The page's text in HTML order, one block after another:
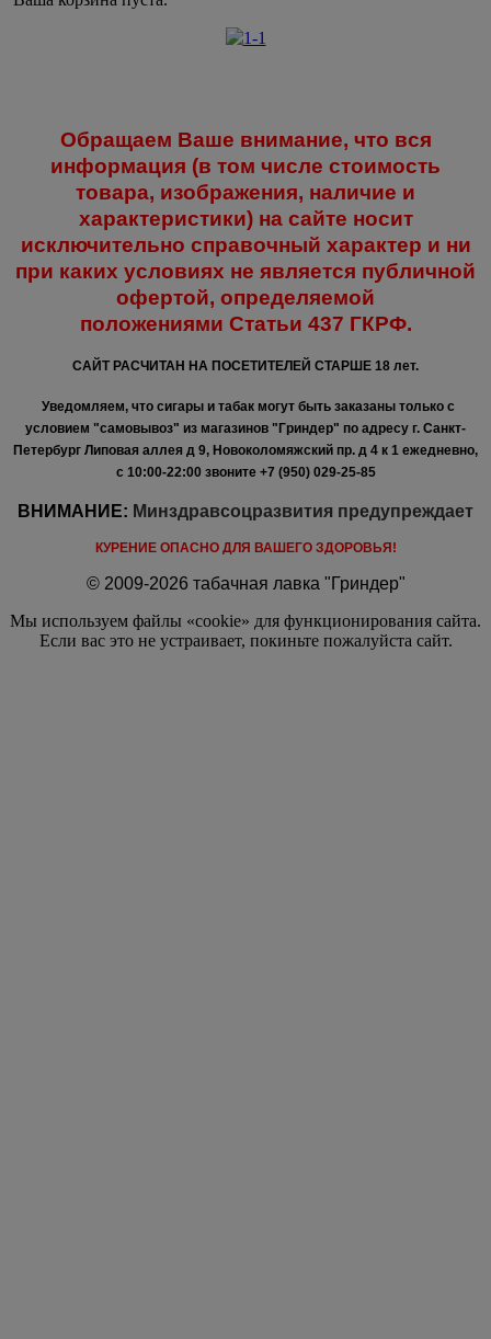
Обращаем Ваше внимание, что вся
информация (в том числе стоимость
товара, изображения, наличие и
характеристики) на сайте носит
исключительно справочный характер и ни
при каких условиях не является публичной
офертой, определяемой
положениями Статьи 437 ГКРФ.
САЙТ РАСЧИТАН НА ПОСЕТИТЕЛЕЙ СТАРШЕ 18 лет.
Уведомляем, что сигары и табак могут быть заказаны только с
условием "самовывоз" из магазинов "Гриндер" по адресу г. Санкт-
Петербург Липовая аллея д 9, Новоколомяжский пр. д 4 к 1 ежедневно,
с 10:00-22:00 звоните +7 (950) 029-25-85
ВНИМАНИЕ: Минздравсоцразвития предупреждает
КУРЕНИЕ ОПАСНО ДЛЯ ВАШЕГО ЗДОРОВЬЯ!
© 2009-2026 табачная лавка "Гриндер"
Мы используем файлы «cookie» для функционирования сайта.
Если вас это не устраивает, покиньте пожалуйста сайт.